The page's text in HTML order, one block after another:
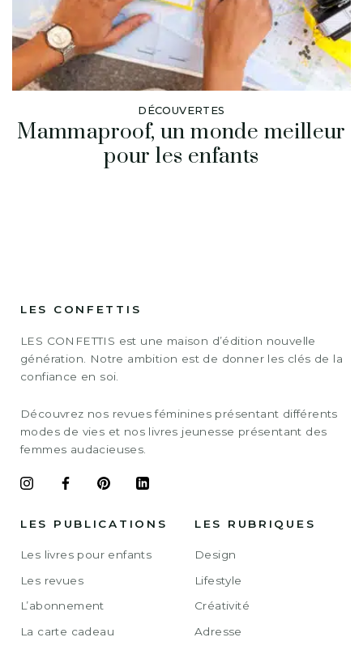
DÉCOUVERTES
Mammaproof, un monde meilleur
pour les enfants
LES CONFETTIS
LES CONFETTIS est une maison d’édition nouvelle
génération. Notre ambition est de donner les clés de la
confiance en soi.
Découvrez nos revues féminines présentant différents
modes de vies et nos livres jeunesse présentant des
femmes audacieuses.
LES PUBLICATIONS
Les livres pour enfants
Les revues
L’abonnement
La carte cadeau
LES RUBRIQUES
Design
Lifestyle
Créativité
Adresse